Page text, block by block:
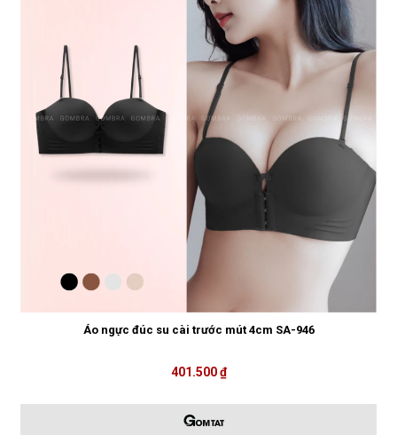
Áo ngực đúc su cài trước mút 4cm SA-946
401.500 ₫